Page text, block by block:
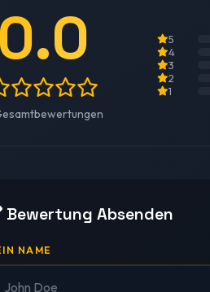
0.0 5
4
3
2
1
Bewertung Absenden
NAME